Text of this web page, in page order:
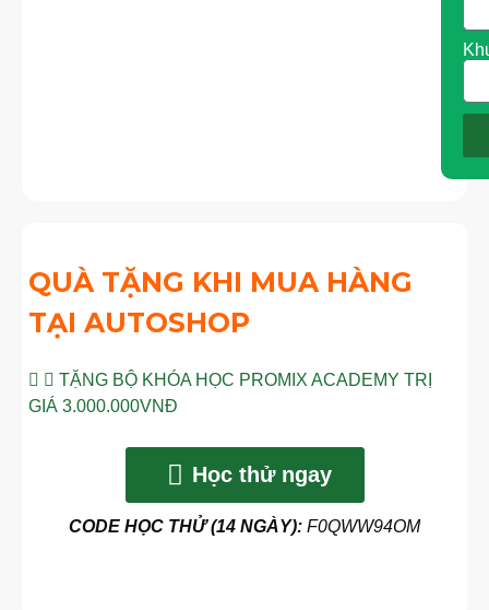
QUÀ TẶNG KHI MUA HÀNG
TẠI AUTOSHOP
TẶNG BỘ KHÓA HỌC PROMIX ACADEMY TRỊ
GIÁ 3.000.000VNĐ
Học thử ngay
CODE HỌC THỬ (14 NGÀY): F0QWW94OM